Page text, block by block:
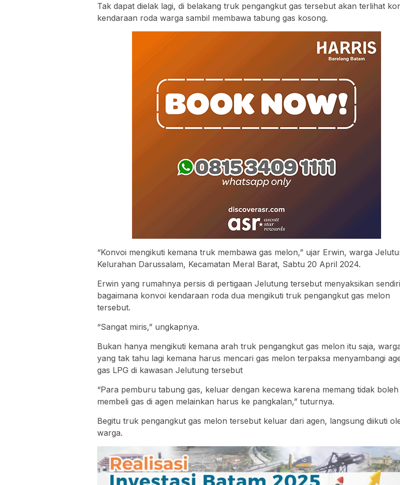
Tak dapat dielak lagi, di belakang truk pengangkut gas tersebut akan terlihat
kendaraan roda warga sambil membawa tabung gas kosong.
“Konvoi mengikuti kemana truk membawa gas melon,” ujar Erwin, warga
Kelurahan Darussalam, Kecamatan Meral Barat, Sabtu 20 April 2024.
Erwin yang rumahnya persis di pertigaan Jelutung tersebut menyaksikan sendiri
bagaimana konvoi kendaraan roda dua mengikuti truk pengangkut gas melon
tersebut.
“Sangat miris,” ungkapnya.
Bukan hanya mengikuti kemana arah truk pengangkut gas melon itu saja,
yang tak tahu lagi kemana harus mencari gas melon terpaksa menyambangi
gas LPG di kawasan Jelutung tersebut
“Para pemburu tabung gas, keluar dengan kecewa karena memang tidak boleh
membeli gas di agen melainkan harus ke pangkalan,” tuturnya.
Begitu truk pengangkut gas melon tersebut keluar dari agen, langsung diikuti
warga.